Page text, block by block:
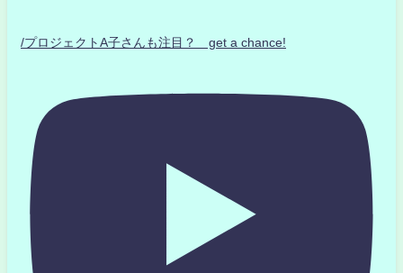
/プロジェクトA子さんも注目？ get a chance!